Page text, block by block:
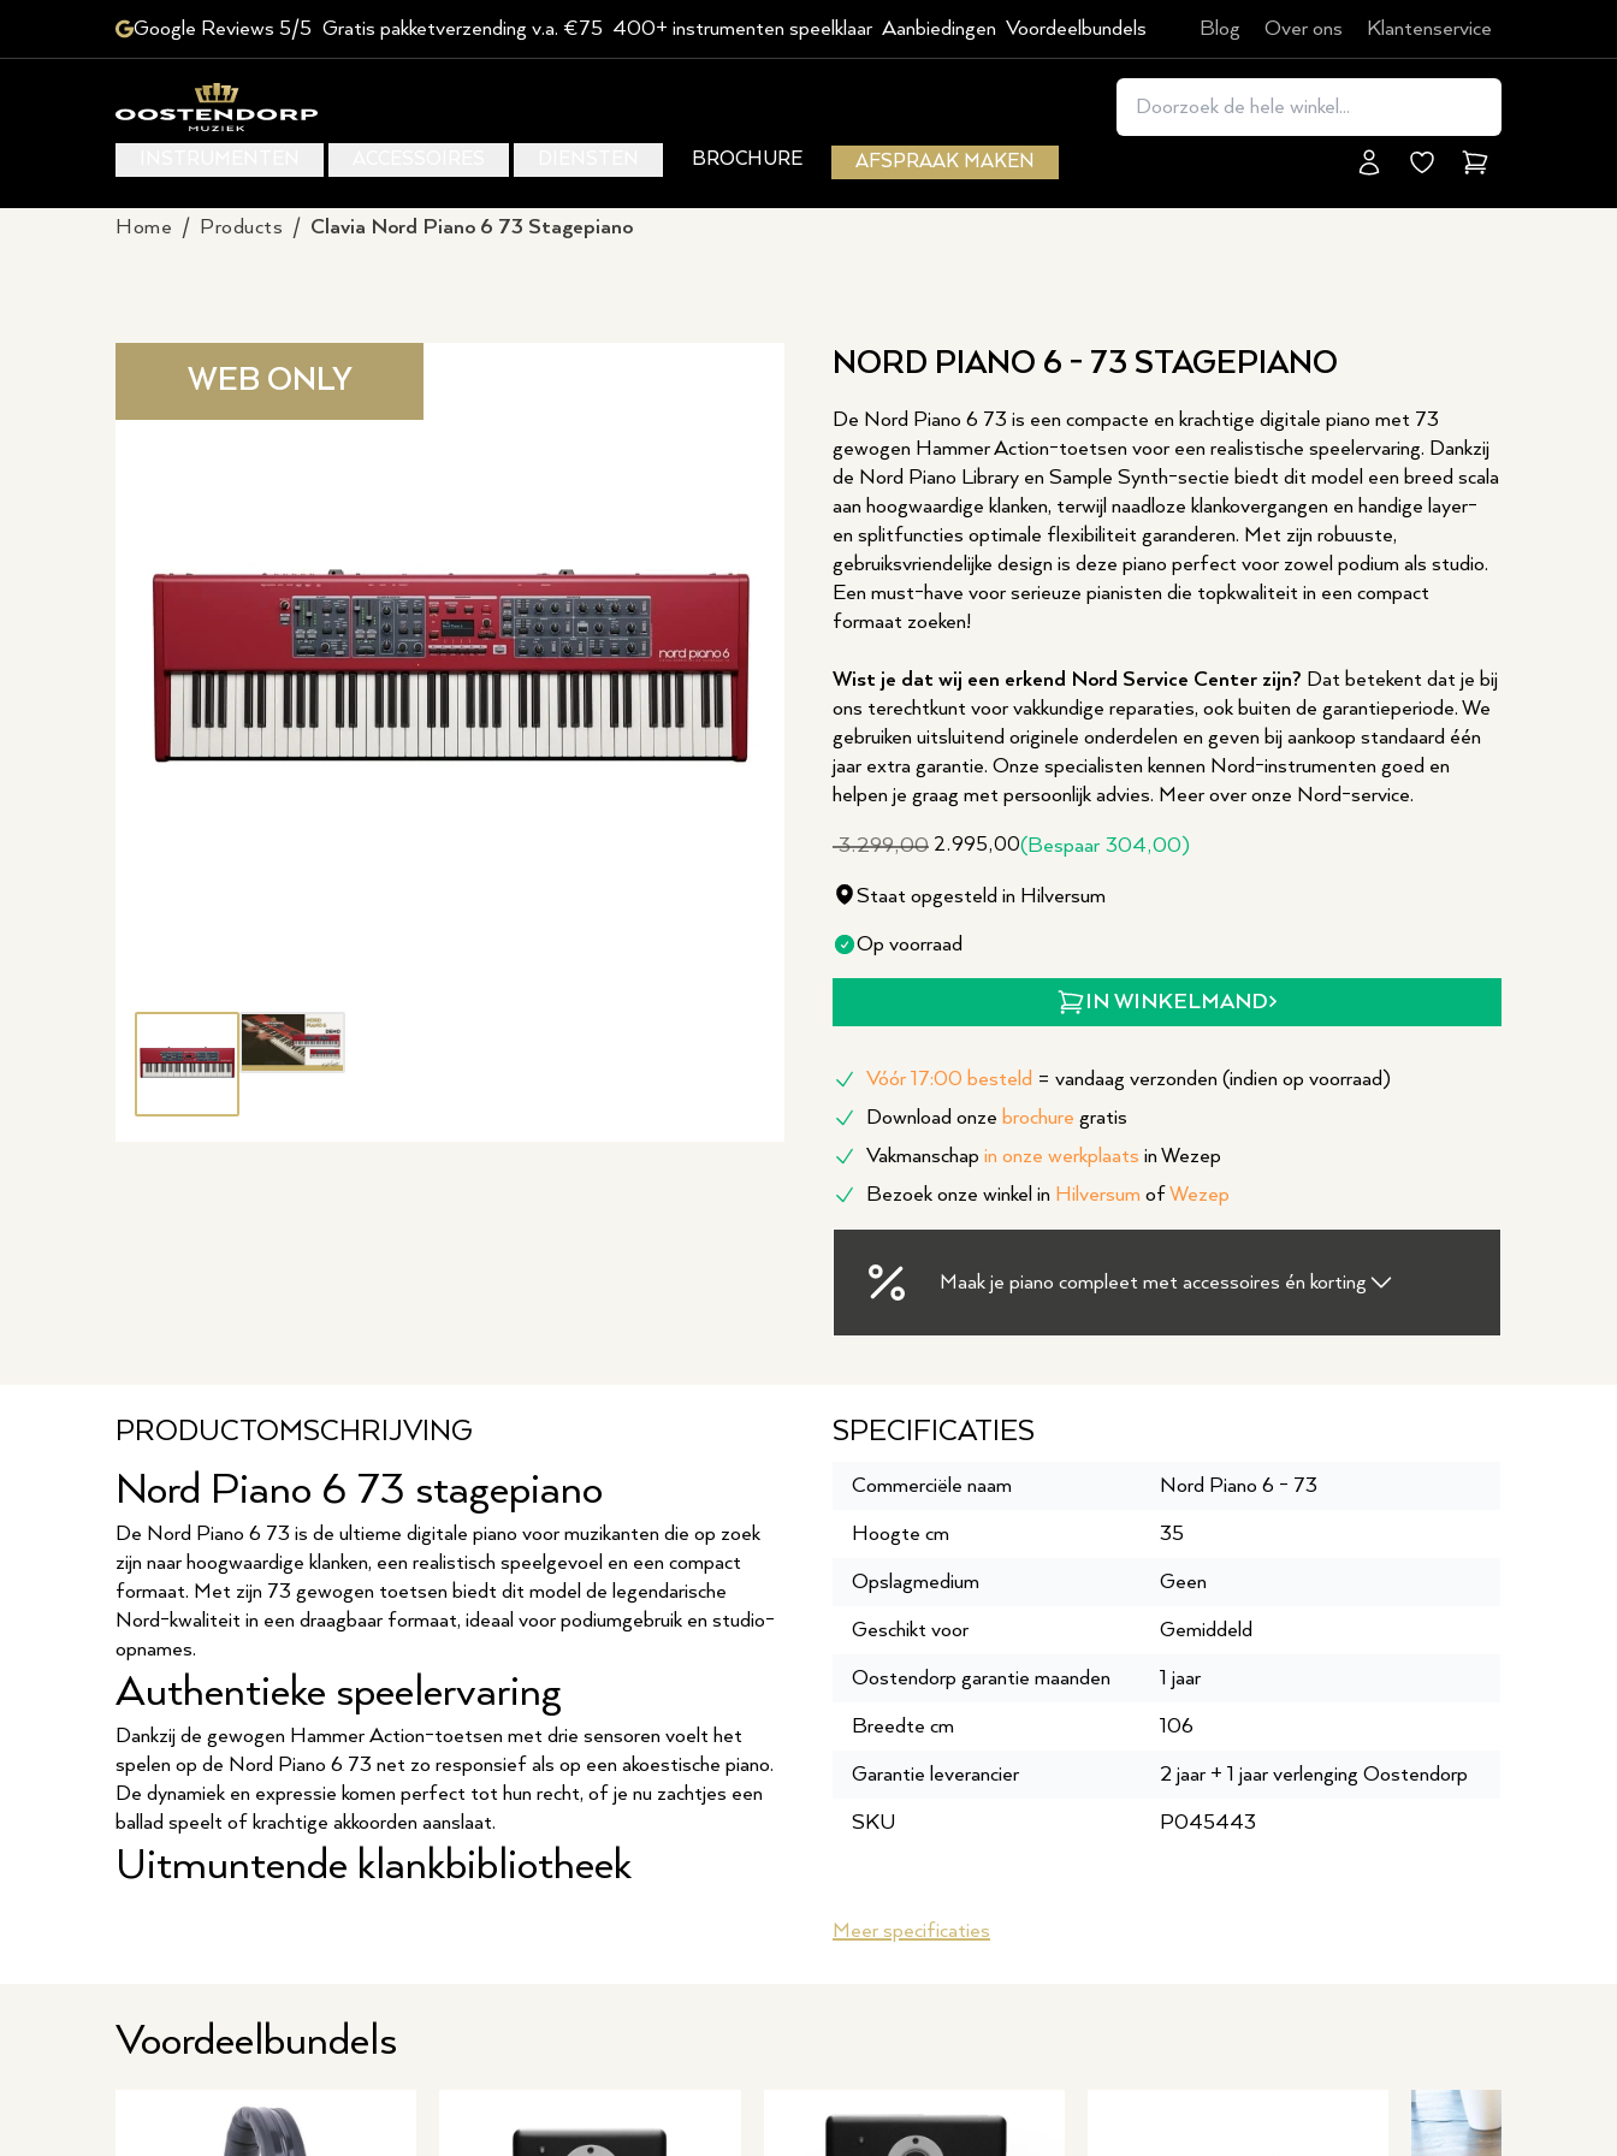
Google Reviews 5/5 Gratis pakketverzending v.a. €75 400+ instrumenten speelklaar Aanbiedingen Voordeelbundels Blog Over ons Klantenservice
BROCHURE AFSPRAAK MAKEN Winkelmand
Home / Products / Clavia Nord Piano 6 73 Stagepiano
WEB ONLY
Thumbnail 1 Thumbnail 2
NORD PIANO 6 - 73 STAGEPIANO
De Nord Piano 6 73 is een compacte en krachtige digitale piano met 73
gewogen Hammer Action-toetsen voor een realistische speelervaring. Dankzij
de Nord Piano Library en Sample Synth-sectie biedt dit model een breed scala
aan hoogwaardige klanken, terwijl naadloze klankovergangen en handige layer-
en splitfuncties optimale flexibiliteit garanderen. Met zijn robuuste,
gebruiksvriendelijke design is deze piano perfect voor zowel podium als studio.
Een must-have voor serieuze pianisten die topkwaliteit in een compact
formaat zoeken!
Wist je dat wij een erkend Nord Service Center zijn? Dat betekent dat je bij
ons terechtkunt voor vakkundige reparaties, ook buiten de garantieperiode. We
gebruiken uitsluitend originele onderdelen en geven bij aankoop standaard één
jaar extra garantie. Onze specialisten kennen Nord-instrumenten goed en
helpen je graag met persoonlijk advies. Meer over onze Nord-service.
3.299,002.995,00(Bespaar304,00)
Staat opgesteld in Hilversum
Op voorraad
IN WINKELMAND
Vóór 17:00 besteld = vandaag verzonden (indien op voorraad)
Download onze brochure gratis
Vakmanschap in onze werkplaats in Wezep
Bezoek onze winkel in Hilversum of Wezep
Maak je piano compleet met accessoires én korting
PRODUCTOMSCHRIJVING
Nord Piano 6 73 stagepiano
De Nord Piano 6 73 is de ultieme digitale piano voor muzikanten die op zoek
zijn naar hoogwaardige klanken, een realistisch speelgevoel en een compact
formaat. Met zijn 73 gewogen toetsen biedt dit model de legendarische
Nord-kwaliteit in een draagbaar formaat, ideaal voor podiumgebruik en studio-
opnames.
Authentieke speelervaring
Dankzij de gewogen Hammer Action-toetsen met drie sensoren voelt het
spelen op de Nord Piano 6 73 net zo responsief als op een akoestische piano.
De dynamiek en expressie komen perfect tot hun recht, of je nu zachtjes een
ballad speelt of krachtige akkoorden aanslaat.
Uitmuntende klankbibliotheek
schakelen tussen geluiden zonder hoorbare onderbrekingen.
Krachtige layer- en splitfuncties
Met de twee onafhankelijke pianosecties en sample synth-secties creëer je
gelaagde sounds en splits je het keyboard precies zoals jij wilt. De categorie-
SPECIFICATIES
Commerciële naam
Nord Piano 6 - 73
Hoogte cm
35
Opslagmedium
Geen
Geschikt voor
Gemiddeld
Oostendorp garantie maanden
1 jaar
Breedte cm
106
Garantie leverancier
2 jaar + 1 jaar verlenging Oostendorp
SKU
P045443
Meer specificaties
Voordeelbundels